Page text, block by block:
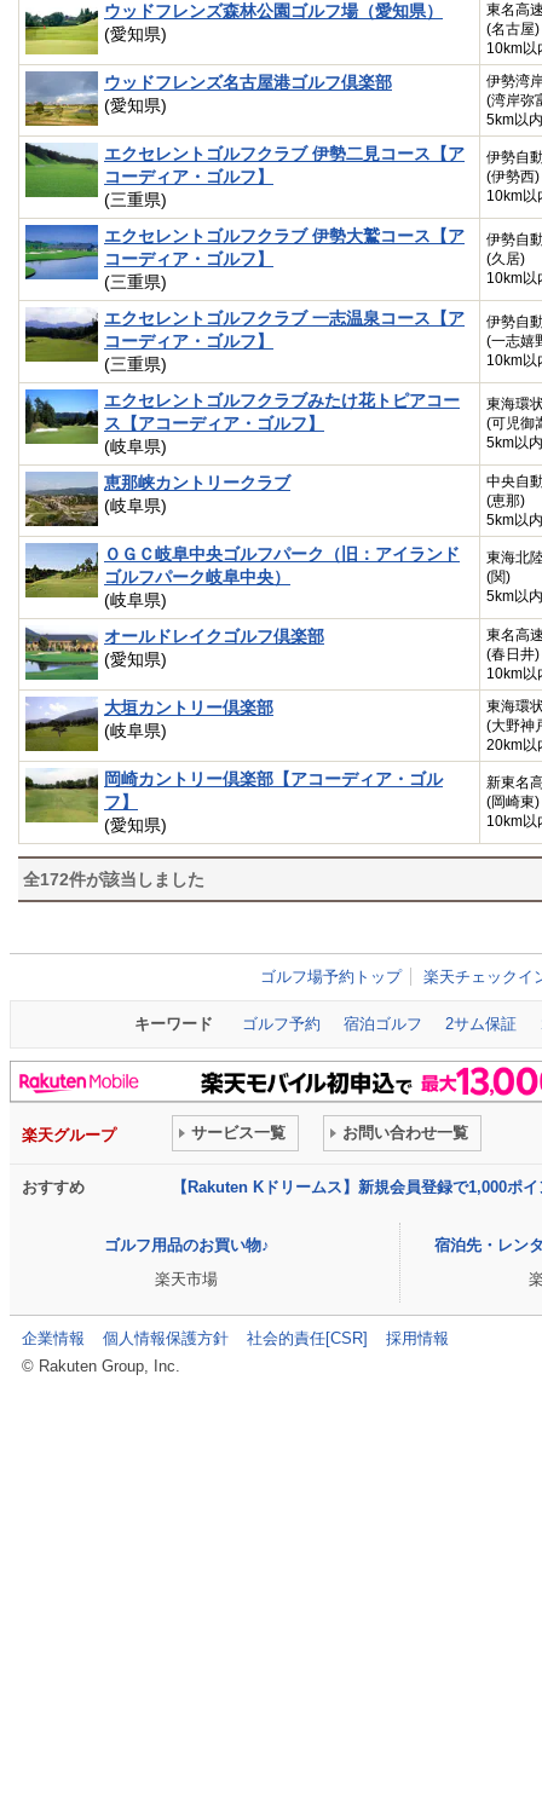
ウッドフレンズ森林公園ゴルフ場（愛知県）
(愛知県)
東名高
(名古屋)
10km以
ウッドフレンズ名古屋港ゴルフ倶楽部
(愛知県)
伊勢湾
(湾岸弥
5km以内
エクセレントゴルフクラブ 伊勢二見コース【ア
コーディア・ゴルフ】
(三重県)
伊勢自
(伊勢西)
10km以
エクセレントゴルフクラブ 伊勢大鷲コース【ア
コーディア・ゴルフ】
(三重県)
伊勢自
(久居)
10km以
エクセレントゴルフクラブ 一志温泉コース【ア
コーディア・ゴルフ】
(三重県)
伊勢自
(一志嬉
10km以
エクセレントゴルフクラブみたけ花トピアコー
ス【アコーディア・ゴルフ】
(岐阜県)
東海環
(可児御
5km以内
恵那峡カントリークラブ
(岐阜県)
中央自
(恵那)
5km以内
ＯＧＣ岐阜中央ゴルフパーク（旧：アイランド
ゴルフパーク岐阜中央）
(岐阜県)
東海北
(関)
5km以内
オールドレイクゴルフ倶楽部
(愛知県)
東名高
(春日井)
10km以
大垣カントリー倶楽部
(岐阜県)
東海環
(大野神
20km以
岡崎カントリー倶楽部【アコーディア・ゴル
フ】
(愛知県)
新東名
(岡崎東)
10km以
全172件が該当しました
ゴルフ場予約トップ 楽天チェックイ
キーワード ゴルフ予約 宿泊ゴルフ 2サム保証
楽天グループ サービス一覧 お問い合わせ一覧
おすすめ 【Rakuten Kドリームス】新規会員登録で1,000ポ
ゴルフ用品のお買い物♪
楽天市場
宿泊先・レン
企業情報 個人情報保護方針 社会的責任[CSR]
採用情報
© Rakuten Group, Inc.